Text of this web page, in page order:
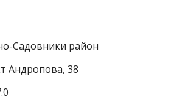
Садовники район
Андропова, 38